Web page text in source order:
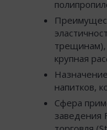
трещинам),
крупная
напитков,
Сфера
заведения